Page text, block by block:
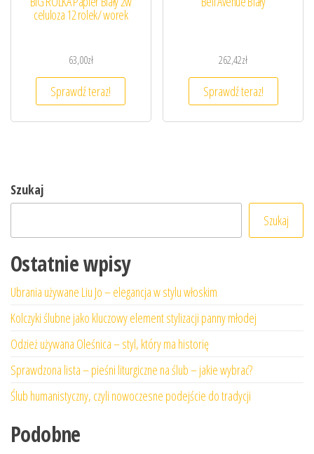
celuloza 12 rolek/ worek
63,00zł
Sprawdź teraz!
262,42zł
Sprawdź teraz!
Szukaj
Szukaj
Ostatnie wpisy
Ubrania używane Liu Jo – elegancja w stylu włoskim
Kolczyki ślubne jako kluczowy element stylizacji panny młodej
Odzież używana Oleśnica – styl, który ma historię
Sprawdzona lista – pieśni liturgiczne na ślub – jakie wybrać?
Ślub humanistyczny, czyli nowoczesne podejście do tradycji
Podobne